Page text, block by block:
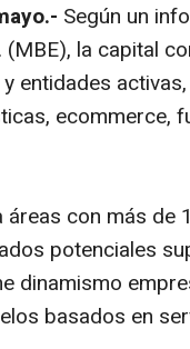
Según un
la capital
entidades
ecommerce,
áreas con más
potenciales
dinamismo
basados en